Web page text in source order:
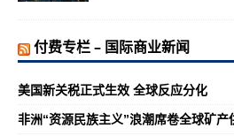
付费专栏 – 国际商业新闻
美国新关税正式生效 全球反应分化
非洲“资源民族主义”浪潮席卷全球矿产